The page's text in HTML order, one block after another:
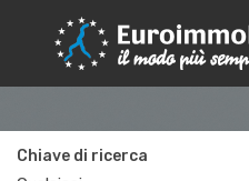
Chiave di ricerca